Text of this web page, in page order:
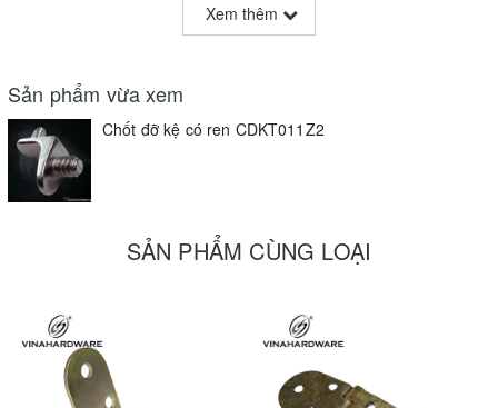
Trên thân CDKT011Z2 có chấu nhọn cho phép cố định thành
phần giá kệ lên khung tủ, an toàn và tránh rơi rớt dịch chuyển
Thông tin sản phẩm
- Sản phẩm có tích hợp đầu vít để thuận tiện cho việc lắp đặt.
- Chất liệu: hợp kim
- Khoét lỗ 5mm trên vách tủ và vặn vít sản phẩm vào đó
Tên sản phẩm/Items Kích thước/Sizes (mm)
Xem thêm
Sản phẩm vừa xem
Chốt đỡ kệ có ren CDKT011Z2
SẢN PHẨM CÙNG LOẠI